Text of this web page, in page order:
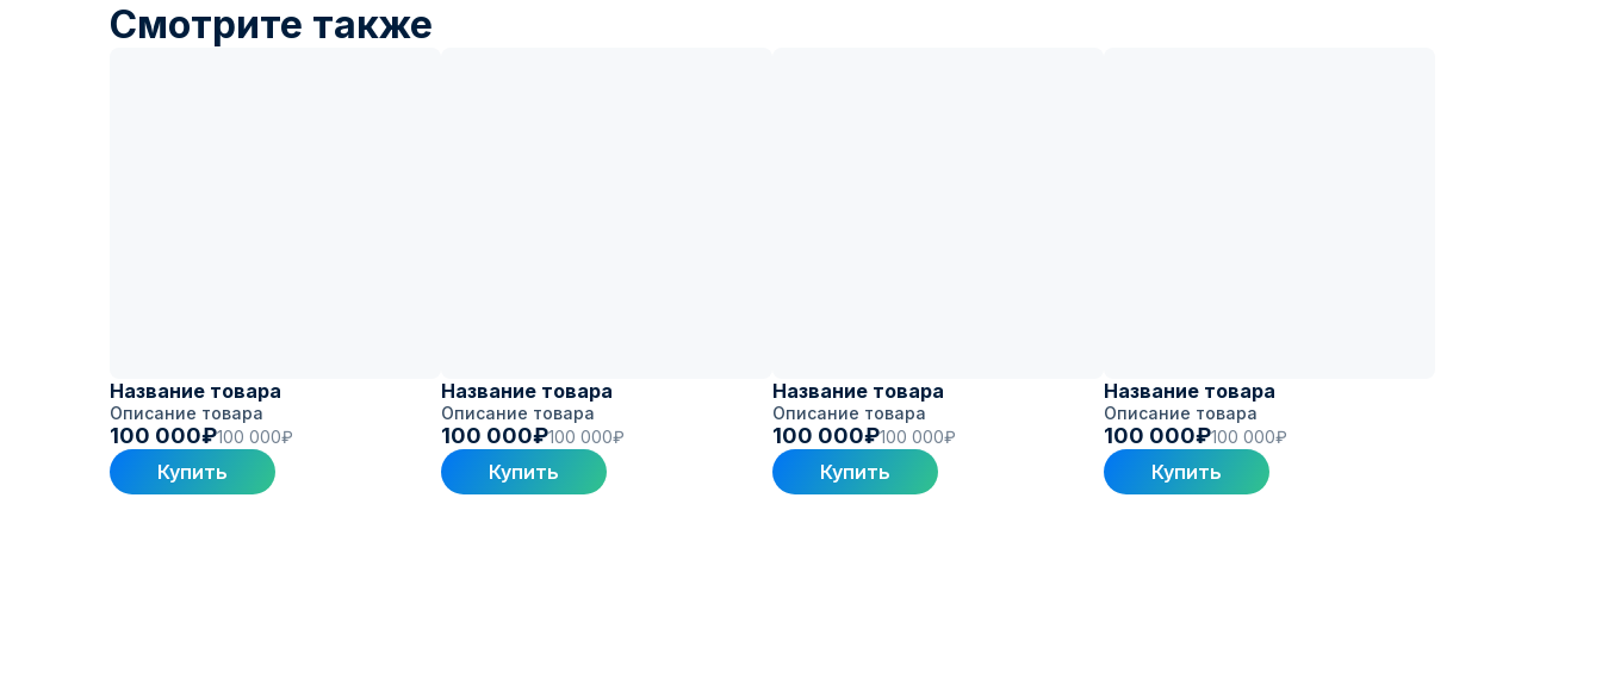
Смотрите также
Название товара
Описание товара
100 000₽100 000₽
Купить
Название товара
Описание товара
100 000₽100 000₽
Купить
Название товара
Описание товара
100 000₽100 000₽
Купить
Название товара
Описание товара
100 000₽100 000₽
Купить